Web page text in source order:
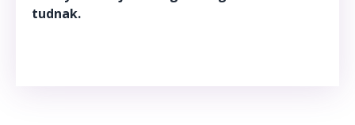
tudnak.